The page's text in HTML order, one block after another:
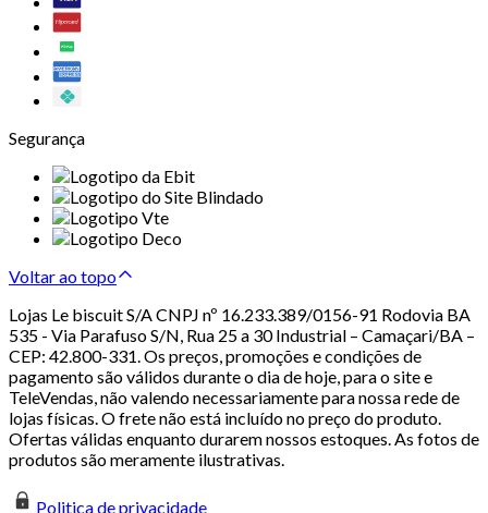
Segurança
Voltar ao topo
Lojas Le biscuit S/A CNPJ nº 16.233.389/0156-91 Rodovia BA
535 - Via Parafuso S/N, Rua 25 a 30 Industrial – Camaçari/BA –
CEP: 42.800-331. Os preços, promoções e condições de
pagamento são válidos durante o dia de hoje, para o site e
TeleVendas, não valendo necessariamente para nossa rede de
lojas físicas. O frete não está incluído no preço do produto.
Ofertas válidas enquanto durarem nossos estoques. As fotos de
produtos são meramente ilustrativas.
Politica de privacidade